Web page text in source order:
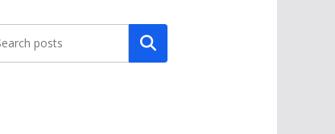
Αναζήτηση